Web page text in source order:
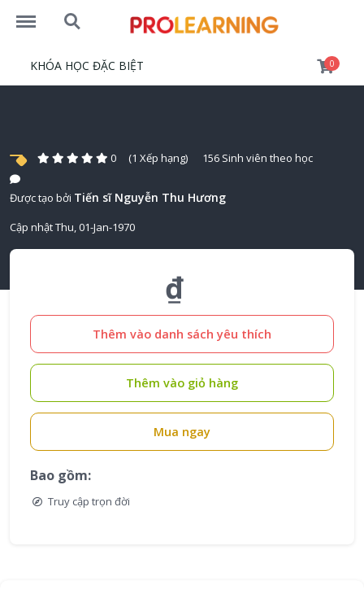
https://prolearning.vn/menu
https://prolearning.vn/search
KHÓA HỌC ĐẶC BIỆT 0
0 (1 Xếp hạng) 156 Sinh viên theo học
Được tạo bởi Tiến sĩ Nguyễn Thu Hương
Cập nhật Thu, 01-Jan-1970
₫
Thêm vào danh sách yêu thích
Thêm vào giỏ hàng
Mua ngay
Bao gồm:
Truy cập trọn đời